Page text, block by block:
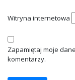
Witryna internetowa
Zapamiętaj moje
komentarzy.